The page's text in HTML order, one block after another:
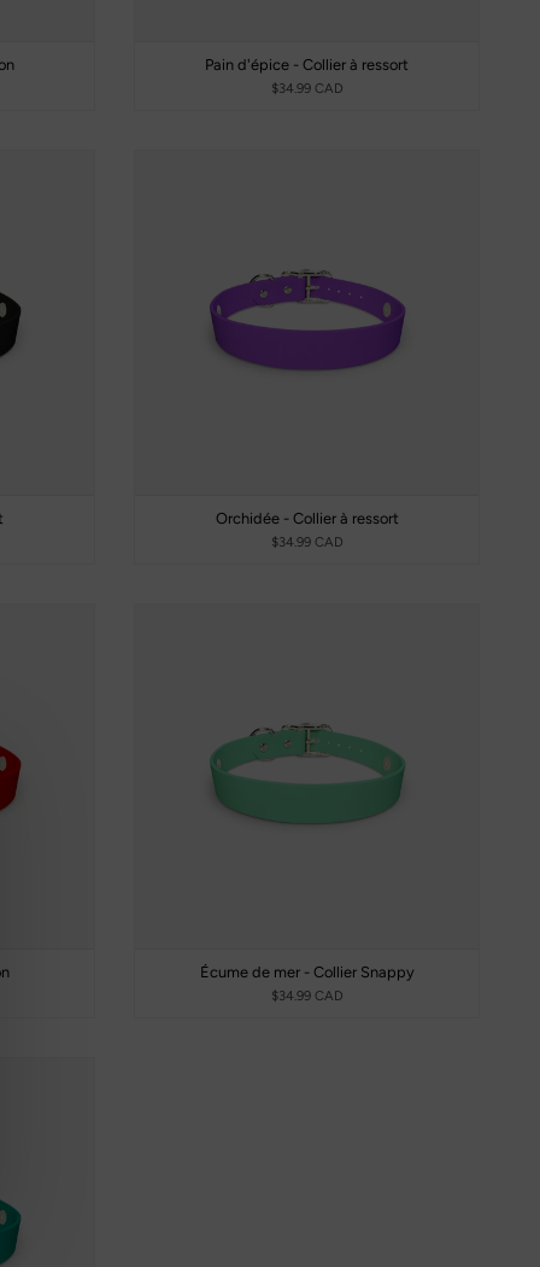
Pain d'épice - Collier à ressort
$34.99 CAD
Orchidée - Collier à ressort
$34.99 CAD
Écume de mer - Collier Snappy
$34.99 CAD